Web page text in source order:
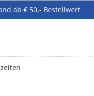
ab € 50,- Bestellwert